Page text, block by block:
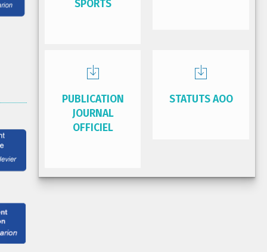
SPORTS
PUBLICATION
JOURNAL
OFFICIEL
STATUTS AOO